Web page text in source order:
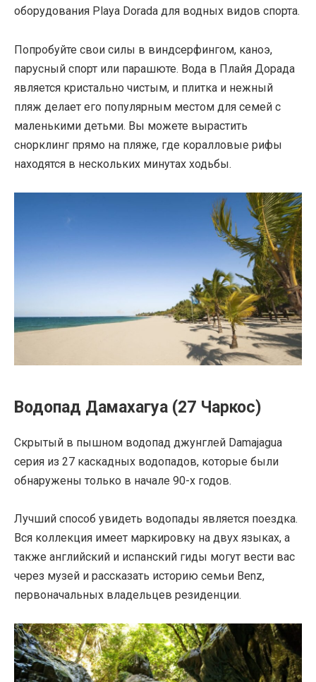
оборудования Playa Dorada для водных видов спорта.
Попробуйте свои силы в виндсерфингом, каноэ,
парусный спорт или парашюте. Вода в Плайя Дорада
является кристально чистым, и плитка и нежный
пляж делает его популярным местом для семей с
маленькими детьми. Вы можете вырастить
снорклинг прямо на пляже, где коралловые рифы
находятся в нескольких минутах ходьбы.
Водопад Дамахагуа (27 Чаркос)
Скрытый в пышном водопад джунглей Damajagua
серия из 27 каскадных водопадов, которые были
обнаружены только в начале 90-х годов.
Лучший способ увидеть водопады является поездка.
Вся коллекция имеет маркировку на двух языках, а
также английский и испанский гиды могут вести вас
через музей и рассказать историю семьи Benz,
первоначальных владельцев резиденции.